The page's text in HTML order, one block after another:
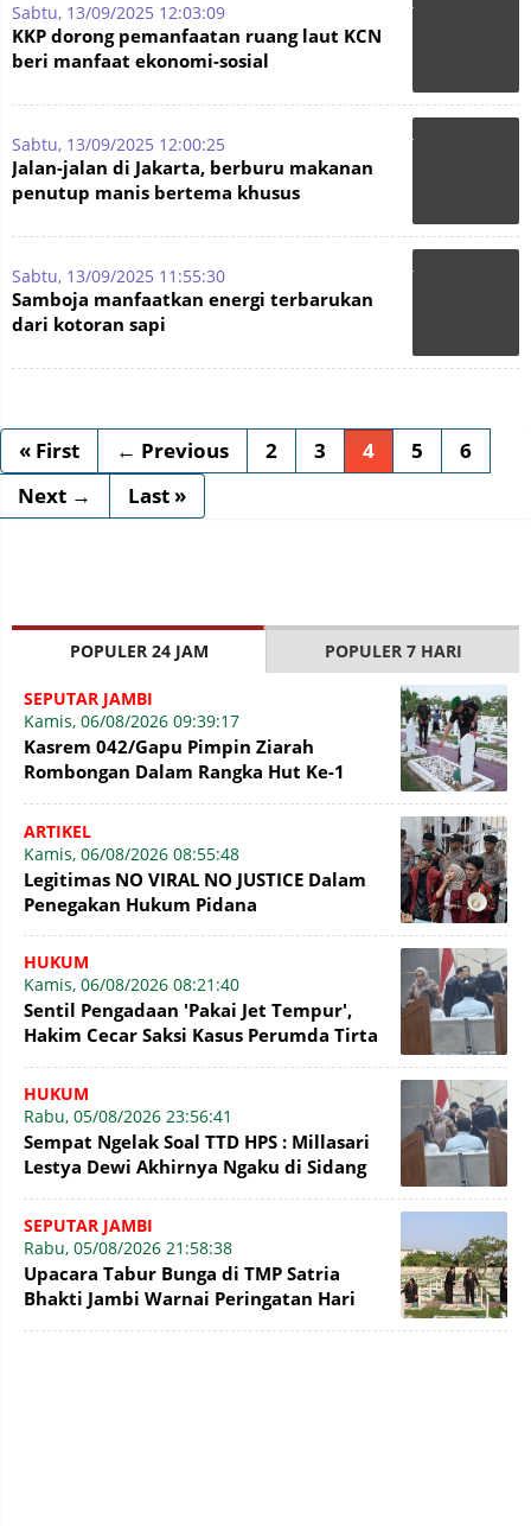
Sabtu, 13/09/2025 12:03:09
KKP dorong pemanfaatan ruang laut KCN
beri manfaat ekonomi-sosial
Sabtu, 13/09/2025 12:00:25
Jalan-jalan di Jakarta, berburu makanan
penutup manis bertema khusus
Sabtu, 13/09/2025 11:55:30
Samboja manfaatkan energi terbarukan
dari kotoran sapi
« First ← Previous 2 3 4 5
6
Next →
Last »
POPULER 24 JAM POPULER 7 HARI
SEPUTAR JAMBI
Kamis, 06/08/2026 09:39:17
Kasrem 042/Gapu Pimpin Ziarah
Rombongan Dalam Rangka Hut Ke-1
ARTIKEL
Kamis, 06/08/2026 08:55:48
Legitimas NO VIRAL NO JUSTICE Dalam
Penegakan Hukum Pidana
HUKUM
Kamis, 06/08/2026 08:21:40
Sentil Pengadaan 'Pakai Jet Tempur',
Hakim Cecar Saksi Kasus Perumda Tirta
HUKUM
Rabu, 05/08/2026 23:56:41
Sempat Ngelak Soal TTD HPS : Millasari
Lestya Dewi Akhirnya Ngaku di Sidang
SEPUTAR JAMBI
Rabu, 05/08/2026 21:58:38
Upacara Tabur Bunga di TMP Satria
Bhakti Jambi Warnai Peringatan Hari